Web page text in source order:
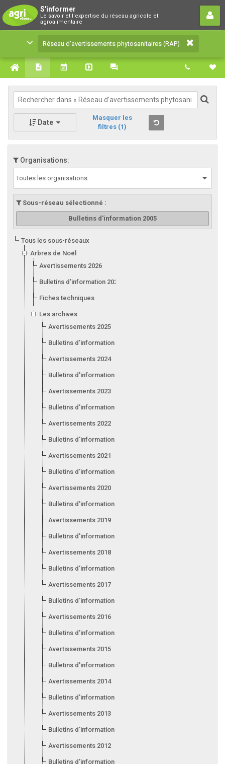
S'informer
Le savoir et l'expertise du réseau agricole et
agroalimentaire
Réseau d’avertissements
phytosanitaires (RAP)
Le savoir et l'expertise du réseau agricole et
agroalimentaire
Réseau d’avertissements phytosanitaires (RAP)
Date
Masquer les
filtres (1)
Organisations:
Toutes les organisations
Sous-réseau sélectionné :
Bulletins d'information 2005
Tous les sous-réseaux
Arbres de Noël
Avertissements 2026
Bulletins d'information 2026
Fiches techniques
Les archives
Avertissements 2025
Bulletins d'information 2025
Avertissements 2024
Bulletins d'information 2024
Avertissements 2023
Bulletins d'information 2023
Avertissements 2022
Bulletins d'information 2022
Avertissements 2021
Bulletins d'information 2021
Avertissements 2020
Bulletins d'information 2020
Avertissements 2019
Bulletins d'information 2019
Avertissements 2018
Bulletins d'information 2018
Avertissements 2017
Bulletins d'information 2017
Avertissements 2016
Bulletins d'information 2016
Avertissements 2015
Bulletins d'information 2015
Avertissements 2014
Bulletins d'information 2014
Avertissements 2013
Bulletins d'information 2013
Avertissements 2012
Bulletins d'information 2012